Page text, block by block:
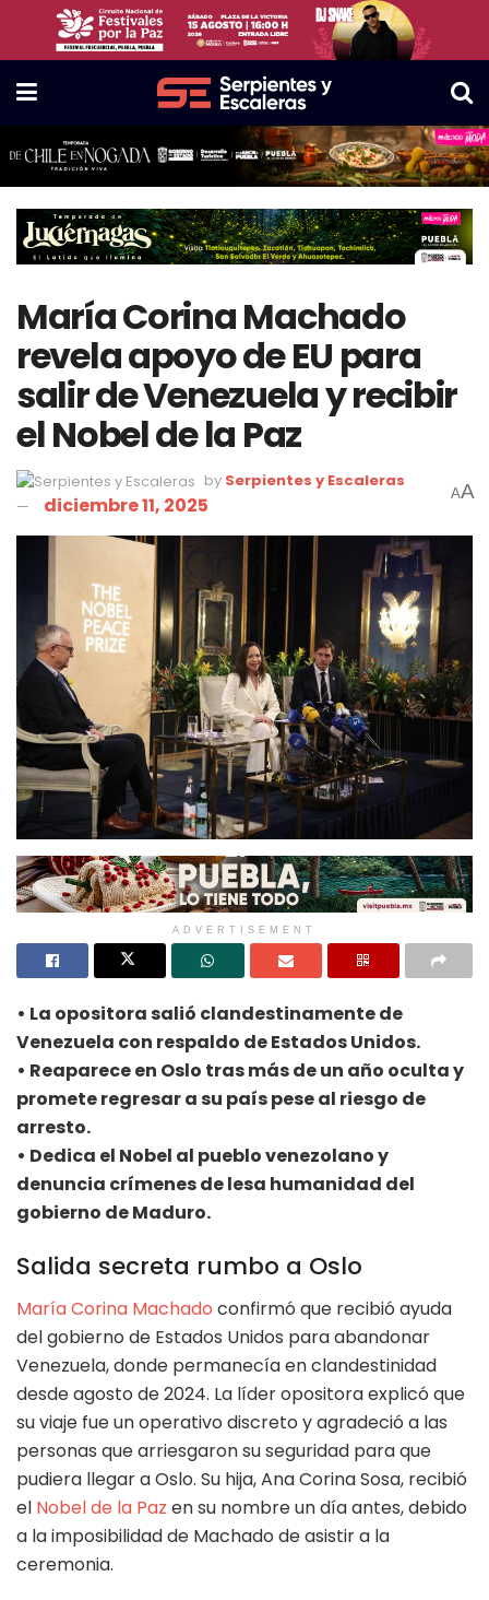
María Corina Machado
revela apoyo de EU para
salir de Venezuela y recibir
el Nobel de la Paz
by Serpientes y Escaleras
diciembre 11, 2025 AA
ADVERTISEMENT
• La opositora salió clandestinamente de
Venezuela con respaldo de Estados Unidos.
• Reaparece en Oslo tras más de un año oculta y
promete regresar a su país pese al riesgo de
arresto.
• Dedica el Nobel al pueblo venezolano y
denuncia crímenes de lesa humanidad del
gobierno de Maduro.
Salida secreta rumbo a Oslo
María Corina Machado confirmó que recibió ayuda
del gobierno de Estados Unidos para abandonar
Venezuela, donde permanecía en clandestinidad
desde agosto de 2024. La líder opositora explicó que
su viaje fue un operativo discreto y agradeció a las
personas que arriesgaron su seguridad para que
pudiera llegar a Oslo. Su hija, Ana Corina Sosa, recibió
el Nobel de la Paz en su nombre un día antes, debido
a la imposibilidad de Machado de asistir a la
ceremonia.